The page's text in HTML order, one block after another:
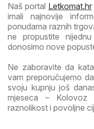
Naš portal Letkomat.hr
imali najnovije
ponudama raznih
ne propustite
donosimo nove
Ne zaboravite da
vam preporučujemo
svoju kupnju još
mjeseca – Kolovoz
raznolikost i povoljne